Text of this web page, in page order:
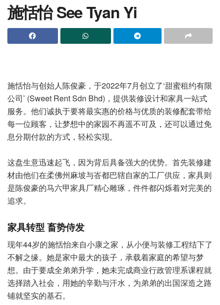
施恬怡 See Tyan Yi
施恬怡与创始人陈俊豪，于2022年7月创立了‘甜蜜租约有限
公司’ (Sweet Rent Sdn Bhd)，提供装修设计和家具一站式
服务。他们诚执于要将最实惠的价格与优质的装修配套带给
每一位顾客，让梦想中的家园不再遥不可及，还可以通过免
息分期付款的方式，轻松实现。
这盘生意迅速起飞，因为背后具备强大的优势。首先装修建
材由他们在柔佛州麻坡与峇都巴辖自家的工厂供应，家具则
是陈俊豪的马六甲家具厂精心雕琢，件件都闪烁着对完美的
追求。
家具转型 畜势侍发
现年44岁的施恬怡来自小康之家，从小便与装修工程结下了
不解之缘。她是家中最大的孩子，承载着家庭的希望与梦
想。由于要成全弟弟升学，她未完成商业行政管理系课程就
选择踏入社会，用她的辛勤与汗水，为弟弟的出国深造之路
铺就坚实的基石。